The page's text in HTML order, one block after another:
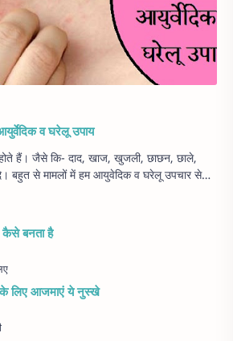
व घरेलू उपाय
हैं। जैसे कि- दाद, खाज, खुजली, छाछन, छाले,
बहुत से मामलों में हम आयुवेदिक व घरेलू उपचार से
कैसे बनता है
लिए आजमाएं ये नुस्खे